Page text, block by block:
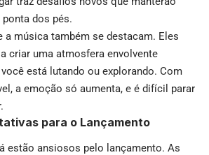
ponta dos pés.
a música também se destacam. Eles
criar uma atmosfera envolvente
está lutando ou explorando. Com
a emoção só aumenta, e é difícil parar
para o Lançamento
estão ansiosos pelo lançamento. As